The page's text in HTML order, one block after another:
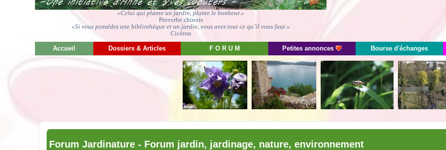
«Celui qui plante un jardin, plante le bonheur.»
Proverbe chinois
«Si vous possédez une bibliothèque et un jardin, vous avez tout ce qu’il vous faut.»
Cicéron
Accueil Dossiers & Articles F O R U M Petites annonces Bourse d'échanges
Forum Jardinature - Forum jardin, jardinage, nature, environnement